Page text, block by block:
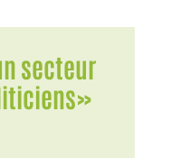
secteur